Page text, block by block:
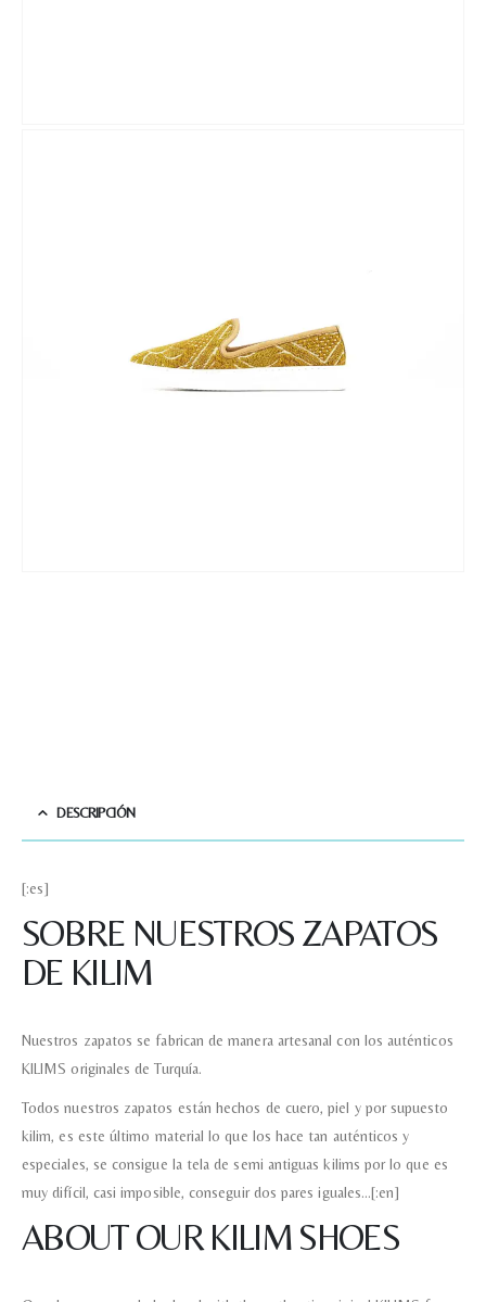
DESCRIPCIÓN
[:es]
SOBRE NUESTROS ZAPATOS
DE KILIM
Nuestros zapatos se fabrican de manera artesanal con los auténticos
KILIMS originales de Turquía.
Todos nuestros zapatos están hechos de cuero, piel y por supuesto
kilim, es este último material lo que los hace tan auténticos y
especiales, se consigue la tela de semi antiguas kilims por lo que es
muy difícil, casi imposible, conseguir dos pares iguales…[:en]
ABOUT OUR KILIM SHOES